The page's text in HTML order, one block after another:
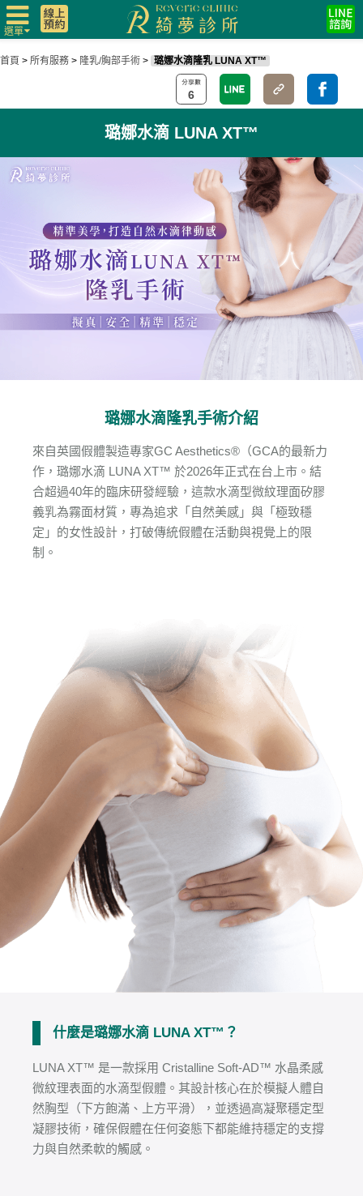
選單
首頁 > 所有服務 > 隆乳/胸部手術 > 璐娜水滴隆乳 LUNA XT™
6
璐娜水滴 LUNA XT™
璐娜水滴隆乳手術介紹
來自英國假體製造專家GC Aesthetics®（GCA的最新力
作，璐娜水滴 LUNA XT™ 於2026年正式在台上市。結
合超過40年的臨床研發經驗，這款水滴型微紋理面矽膠
義乳為霧面材質，專為追求「自然美感」與「極致穩
定」的女性設計，打破傳統假體在活動與視覺上的限
制。
什麼是璐娜水滴 LUNA XT™？
LUNA XT™ 是一款採用 Cristalline Soft-AD™ 水晶柔感
微紋理表面的水滴型假體。其設計核心在於模擬人體自
然胸型（下方飽滿、上方平滑），並透過高凝聚穩定型
凝膠技術，確保假體在任何姿態下都能維持穩定的支撐
力與自然柔軟的觸感。